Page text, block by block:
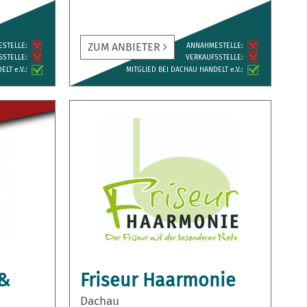
e.V.:
ZUM ANBIETER
ANNAH­MESTELLE:
VERKAUFS­STELLE:
MITGLIED BEI DACHAU HANDELT e.V.:
Friseur Haarmonie
Dachau